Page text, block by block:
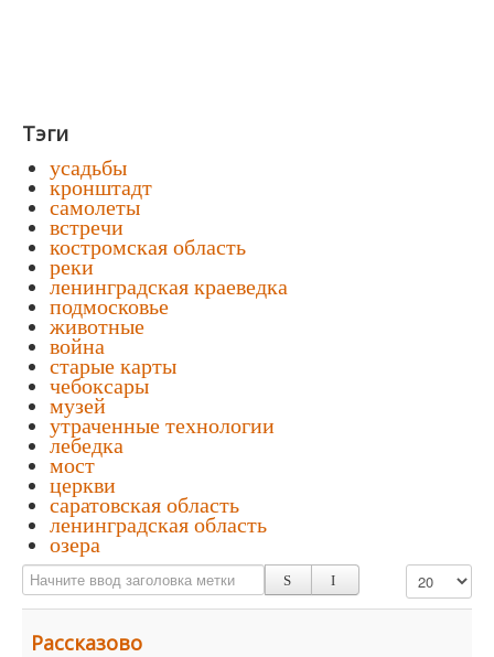
Тэги
усадьбы
кронштадт
самолеты
встречи
костромская область
реки
ленинградская краеведка
подмосковье
животные
война
старые карты
чебоксары
музей
утраченные технологии
лебедка
мост
церкви
саратовская область
ленинградская область
озера
Начните ввод заголовка метки
Рассказово